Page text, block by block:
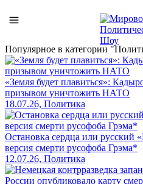
Популярное в категории
«Земля будет плавиться»:
призывом уничтожить НАТО
18.07.26, Политика
Остановка сердца или
версия смерти русофоба Грэма*
12.07.26, Политика